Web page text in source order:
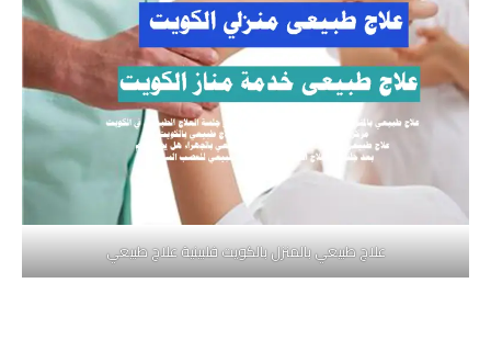
علاج طبيعي بالمنزل بالكويت فلبينية علاج طبيعي